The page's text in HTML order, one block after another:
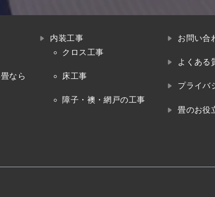
なら
内装工事
クロス工事
床工事
障子・襖・網戸の工事
お問い合
よくある
プライバ
畳のお役